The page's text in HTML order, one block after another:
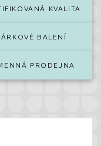
KVALITA
BALENÍ
PRODEJNA